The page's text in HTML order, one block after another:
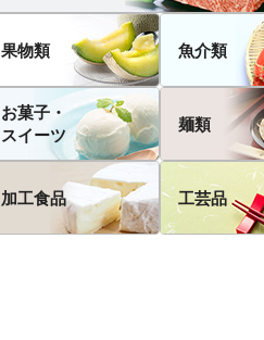
果物類 魚介類
お菓子・
スイーツ
麺類
加工食品 工芸品